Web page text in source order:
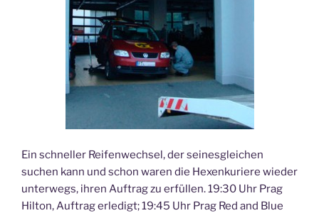
Ein schneller Reifenwechsel, der seinesgleichen
suchen kann und schon waren die Hexenkuriere wieder
unterwegs, ihren Auftrag zu erfüllen. 19:30 Uhr Prag
Hilton, Auftrag erledigt; 19:45 Uhr Prag Red and Blue